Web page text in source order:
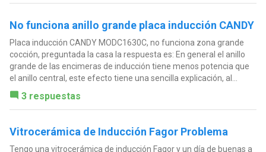
No funciona anillo grande placa inducción CANDY
Placa inducción CANDY MODC1630C, no funciona zona grande
cocción, preguntada la casa la respuesta es: En general el anillo
grande de las encimeras de inducción tiene menos potencia que
el anillo central, este efecto tiene una sencilla explicación, al...
3 respuestas
Vitrocerámica de Inducción Fagor Problema
Tengo una vitrocerámica de inducción Fagor y un día de buenas a